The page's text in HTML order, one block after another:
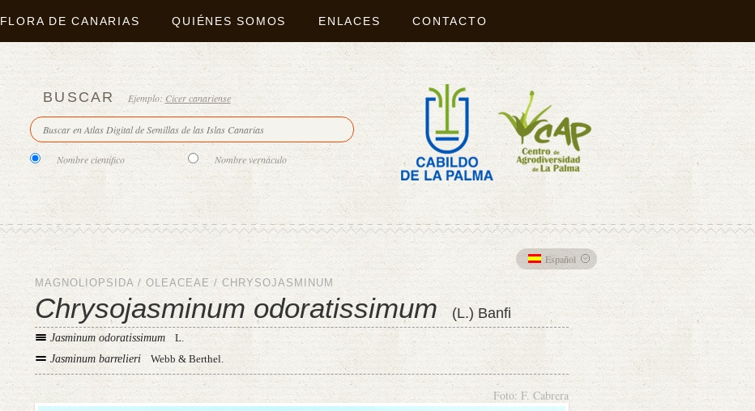
FLORA DE CANARIAS QUIÉNES SOMOS ENLACES CONTACTO
BUSCAR Ejemplo: Cicer canariense
Nombre científico Nombre vernáculo
Español
MAGNOLIOPSIDA / OLEACEAE / CHRYSOJASMINUM
Chrysojasminum odoratissimum (L.) Banfi
Jasminum odoratissimum
L.
Jasminum barrelieri
Webb & Berthel.
Foto: F. Cabrera